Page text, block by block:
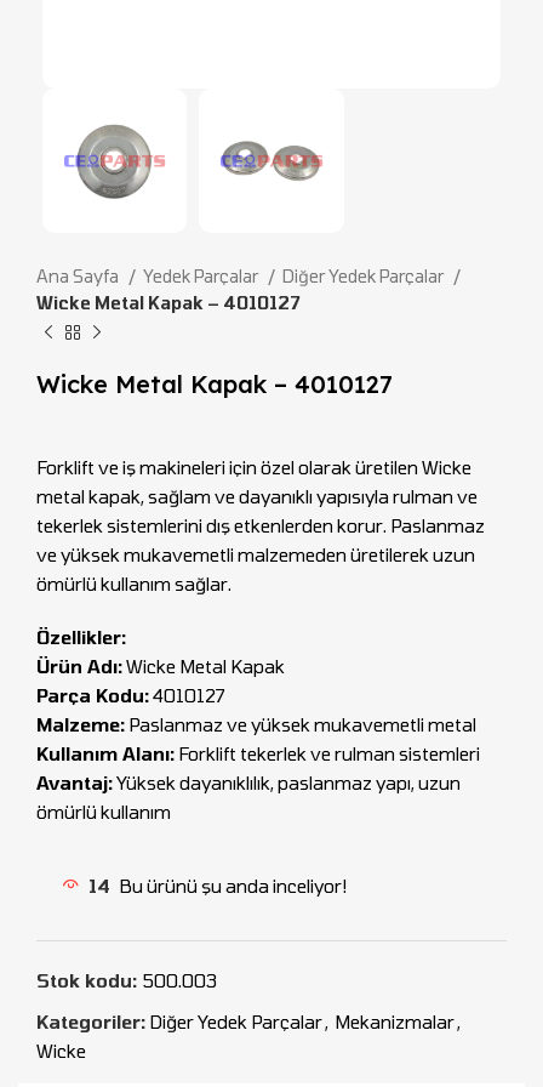
Ana Sayfa Yedek Parçalar
Diğer Yedek Parçalar
Wicke Metal Kapak – 4010127
Wicke Metal Kapak – 4010127
Forklift ve iş makineleri için özel olarak üretilen Wicke
metal kapak, sağlam ve dayanıklı yapısıyla rulman ve
tekerlek sistemlerini dış etkenlerden korur. Paslanmaz
ve yüksek mukavemetli malzemeden üretilerek uzun
ömürlü kullanım sağlar.
Özellikler:
Ürün Adı:Wicke Metal Kapak
Parça Kodu:4010127
Malzeme: Paslanmaz ve yüksek mukavemetli metal
Kullanım Alanı: Forklift tekerlek ve rulman sistemleri
Avantaj:Yüksek dayanıklılık, paslanmaz yapı, uzun
ömürlü kullanım
14 Bu ürünü şu anda inceliyor!
Stok kodu: 500.003
Kategoriler: Diğer Yedek Parçalar, Mekanizmalar,
Wicke